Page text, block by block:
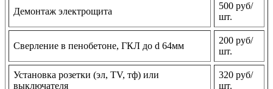
Демонтаж электрощита
500 руб/
шт.
Сверление в пенобетоне, ГКЛ до d 64мм
200 руб/
шт.
Установка розетки (эл, TV, тф) или
выключателя
320 руб/
шт.